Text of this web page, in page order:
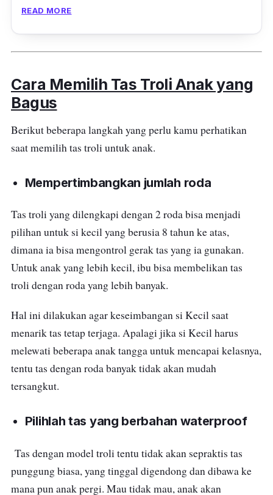
Tas troli anak ini terbuat dari bahan polyester
dan barang lainnya. Dibagian depan terdapat
1 slot besar untuk meletakkan barang-barang
mudah untuk diambil. Sedangkan dibagian
samping kanan dan kiri terdapat slot untuk
cukup murah, tetapi meski begitu kualitasnya
juga tidak perlu kamu ragukan lagi karena,
bahan tas anak ini juga mudah dibersihkan.
READ MORE
Cara Memilih Tas Troli Anak yang
Bagus
Berikut beberapa langkah yang perlu kamu perhatikan
saat memilih tas troli untuk anak.
Mempertimbangkan jumlah roda
Tas troli yang dilengkapi dengan 2 roda bisa menjadi
pilihan untuk si kecil yang berusia 8 tahun ke atas,
dimana ia bisa mengontrol gerak tas yang ia gunakan.
Untuk anak yang lebih kecil, ibu bisa membelikan tas
troli dengan roda yang lebih banyak.
Hal ini dilakukan agar keseimbangan si Kecil saat
menarik tas tetap terjaga. Apalagi jika si Kecil harus
melewati beberapa anak tangga untuk mencapai kelasnya,
tentu tas dengan roda banyak tidak akan mudah
tersangkut.
Pilihlah tas yang berbahan waterproof
Tas dengan model troli tentu tidak akan sepraktis tas
punggung biasa, yang tinggal digendong dan dibawa ke
mana pun anak pergi. Mau tidak mau, anak akan